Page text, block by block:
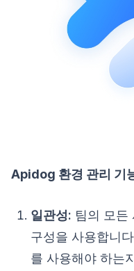
Apidog 환경 관리 기
일관성: 팀의 모든
구성을 사용합니
를 사용해야 하는